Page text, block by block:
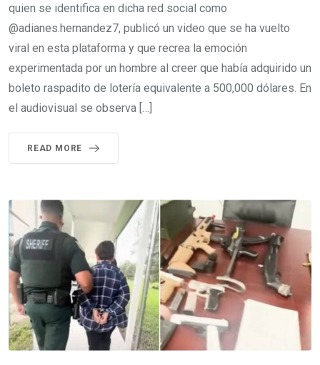
quien se identifica en dicha red social como
@adianes.hernandez7, publicó un video que se ha vuelto
viral en esta plataforma y que recrea la emoción
experimentada por un hombre al creer que había adquirido un
boleto raspadito de lotería equivalente a 500,000 dólares. En
el audiovisual se observa […]
READ MORE